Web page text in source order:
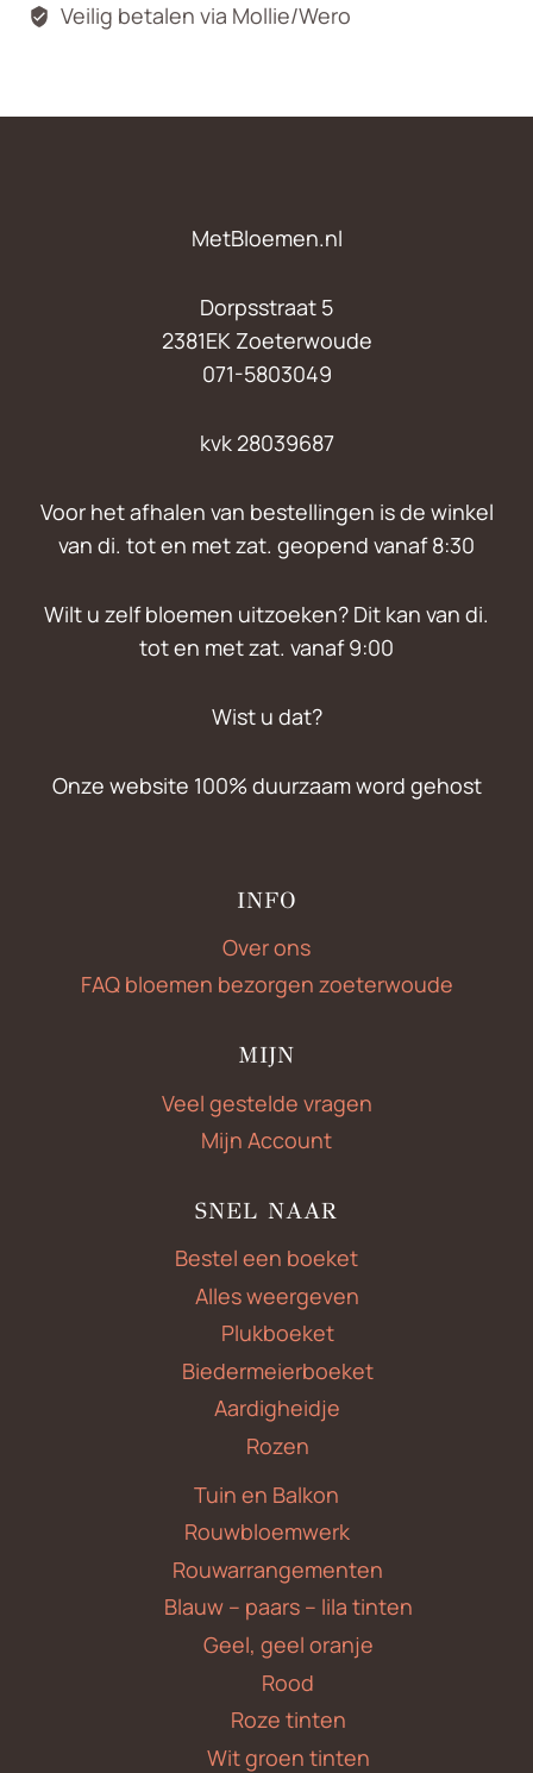
Veilig betalen via Mollie/Wero
MetBloemen.nl
Dorpsstraat 5
2381EK Zoeterwoude
071-5803049
kvk 28039687
Voor het afhalen van bestellingen is de winkel
van di. tot en met zat. geopend vanaf 8:30
Wilt u zelf bloemen uitzoeken? Dit kan van di.
tot en met zat. vanaf 9:00
Wist u dat?
Onze website 100% duurzaam word gehost
INFO
Over ons
FAQ bloemen bezorgen zoeterwoude
MIJN
Veel gestelde vragen
Mijn Account
SNEL NAAR
Bestel een boeket
Alles weergeven
Plukboeket
Biedermeierboeket
Aardigheidje
Rozen
Tuin en Balkon
Rouwbloemwerk
Rouwarrangementen
Blauw – paars – lila tinten
Geel, geel oranje
Rood
Roze tinten
Wit groen tinten